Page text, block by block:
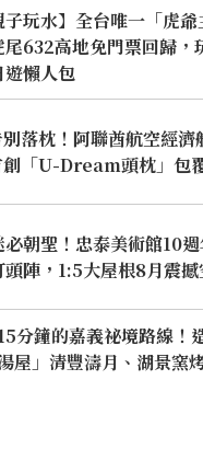
子玩水】全台唯一「虎
尾632高地免門票回歸，
懶人包
落枕！阿聯酋航空經濟
創「U-Dream頭枕」包
必朝聖！忠泰美術館10
頭陣，1:5大屋根8月震
分鐘的嘉義祕境路線！
屋」清豐濤月、湖景窯